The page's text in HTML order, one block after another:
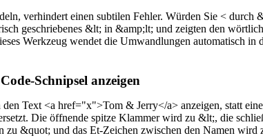
verhindert einen subtilen Fehler. Würden Sie < durch
geschriebenes &lt; in &amp;lt; und zeigten den
Werkzeug wendet die Umwandlungen automatisch in
Schnipsel anzeigen
Text <a href="x">Tom & Jerry</a> anzeigen, statt
Die öffnende spitze Klammer wird zu &lt;, die
zu &quot; und das Et-Zeichen zwischen den Namen wird